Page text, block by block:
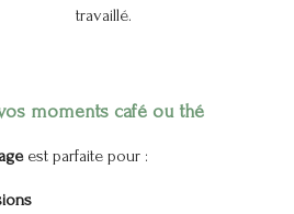
travaillé.
moments café ou thé
est parfaite pour :